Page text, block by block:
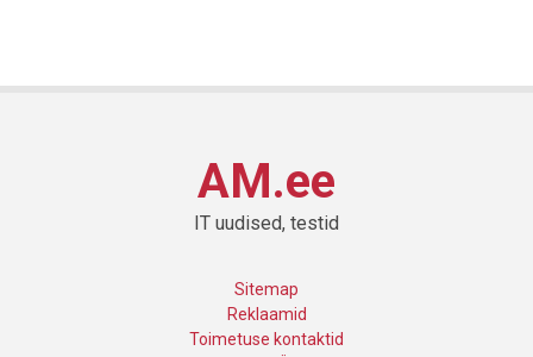
AM.ee
IT uudised, testid
Sitemap
Reklaamid
Toimetuse kontaktid